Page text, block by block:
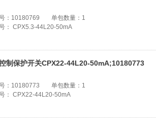
： 10180769 单包数量： 1
： CPX5.3-44L20-50mA
制保护开关CPX22-44L20-50mA;10180773
： 10180773 单包数量： 1
： CPX22-44L20-50mA